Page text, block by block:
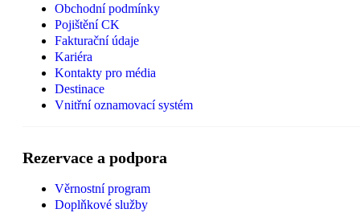
Obchodní podmínky
Pojištění CK
Fakturační údaje
Kariéra
Kontakty pro média
Destinace
Vnitřní oznamovací systém
Rezervace a podpora
Věrnostní program
Doplňkové služby